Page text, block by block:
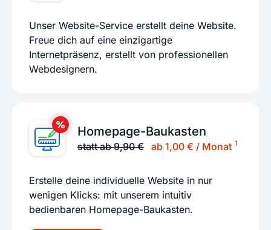
Unser Website-Service erstellt deine Website.
Freue dich auf eine einzigartige
Internetpräsenz, erstellt von professionellen
Webdesignern.
Homepage-Baukasten
statt ab 9,90 € ab 1,00 € / Monat 1
Erstelle deine individuelle Website in nur
wenigen Klicks: mit unserem intuitiv
bedienbaren Homepage-Baukasten.